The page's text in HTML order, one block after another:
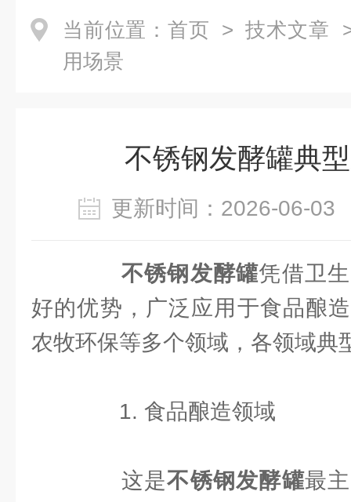
当前位置： 首页 > 技术文章
用场景
不锈钢发酵罐典
更新时间：2026-06-
不锈钢发酵罐凭借卫
好的优势，广泛应用于食品酿
农牧环保等多个领域，各领域典
1. 食品酿造领域
这是不锈钢发酵罐最